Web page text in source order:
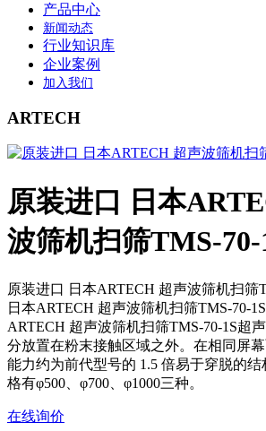
产品中心
新闻动态
行业知识库
企业案例
加入我们
ARTECH
原装进口 日本
波筛机扫筛TMS-70-
原装进口 日本ARTECH 超声波筛机扫筛
日本ARTECH 超声波筛机扫筛TMS-70-
ARTECH 超声波筛机扫筛TMS-70-1S超
分放置在粉末接触区域之外。在相同屏
能力约为前代型号的 1.5 倍易于穿脱的
格有φ500、φ700、φ1000三种。
在线询价